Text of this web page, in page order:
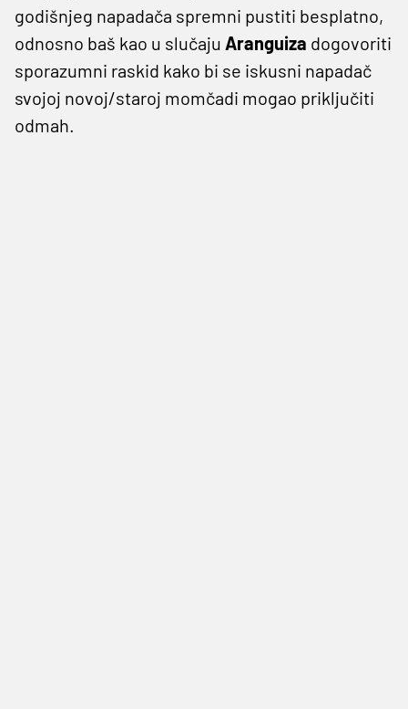
godišnjeg napadača spremni pustiti besplatno,
odnosno baš kao u slučaju Aranguiza dogovoriti
sporazumni raskid kako bi se iskusni napadač
svojoj novoj/staroj momčadi mogao priključiti
odmah.